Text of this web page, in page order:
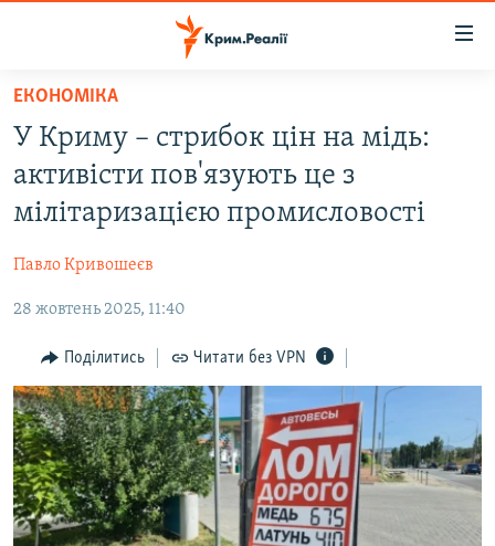
Перейти
основного
матеріалу
Перейти
до
основної
навігації
Перейти
пошуку
ВОДА.КРИМ
ВІДЕО ТА ФОТО
БЛОГИ
ПОГЛЯД
ІНТЕРВ'Ю
ВСЕ ЗА ДЕНЬ
СПЕЦПРОЕКТИ
ДЕПОРТАЦІЯ
ВІДЕОУРОКИ «ELIFBE»
ЯК ОБІЙТИ БЛОКУВАННЯ
Русский
ЕКОНОМІКА
У Криму – стрибок цін на мідь:
активісти пов'язують це з
мілітаризацією промисловості
Павло Кривошеєв
28 жовтень 2025, 11:40
Поділитись Читати без VPN